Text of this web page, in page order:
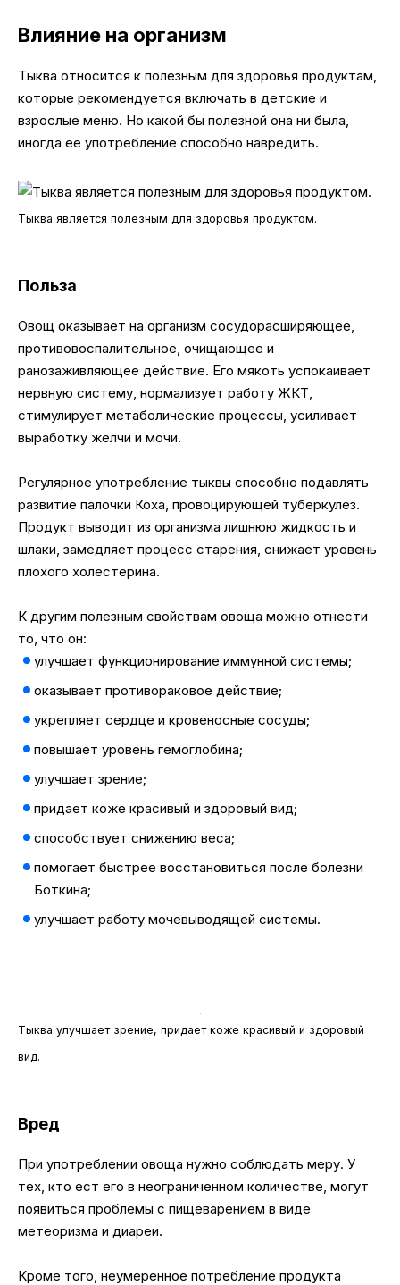
Влияние на организм
Тыква относится к полезным для здоровья продуктам,
которые рекомендуется включать в детские и
взрослые меню. Но какой бы полезной она ни была,
иногда ее употребление способно навредить.
Тыква является полезным для здоровья продуктом.
Польза
Овощ оказывает на организм сосудорасширяющее,
противовоспалительное, очищающее и
ранозаживляющее действие. Его мякоть успокаивает
нервную систему, нормализует работу ЖКТ,
стимулирует метаболические процессы, усиливает
выработку желчи и мочи.
Регулярное употребление тыквы способно подавлять
развитие палочки Коха, провоцирующей туберкулез.
Продукт выводит из организма лишнюю жидкость и
шлаки, замедляет процесс старения, снижает уровень
плохого холестерина.
К другим полезным свойствам овоща можно отнести
то, что он:
улучшает функционирование иммунной системы;
оказывает противораковое действие;
укрепляет сердце и кровеносные сосуды;
повышает уровень гемоглобина;
улучшает зрение;
придает коже красивый и здоровый вид;
способствует снижению веса;
помогает быстрее восстановиться после болезни
Боткина;
улучшает работу мочевыводящей системы.
Тыква улучшает зрение, придает коже красивый и здоровый
вид.
Вред
При употреблении овоща нужно соблюдать меру. У
тех, кто ест его в неограниченном количестве, могут
появиться проблемы с пищеварением в виде
метеоризма и диареи.
Кроме того, неумеренное потребление продукта